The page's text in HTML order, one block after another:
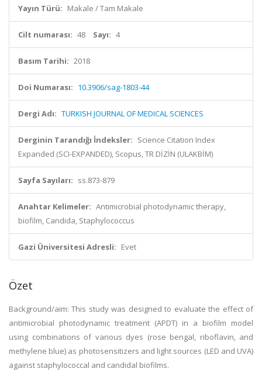
Yayın Türü: Makale / Tam Makale
Cilt numarası: 48 Sayı: 4
Basım Tarihi: 2018
Doi Numarası: 10.3906/sag-1803-44
Dergi Adı: TURKISH JOURNAL OF MEDICAL SCIENCES
Derginin Tarandığı İndeksler: Science Citation Index
Expanded (SCI-EXPANDED), Scopus, TR DİZİN (ULAKBİM)
Sayfa Sayıları: ss.873-879
Anahtar Kelimeler: Antimicrobial photodynamic therapy,
biofilm, Candida, Staphylococcus
Gazi Üniversitesi Adresli: Evet
Özet
Background/aim: This study was designed to evaluate the effect of
antimicrobial photodynamic treatment (APDT) in a biofilm model
using combinations of various dyes (rose bengal, riboflavin, and
methylene blue) as photosensitizers and light sources (LED and UVA)
against staphylococcal and candidal biofilms.